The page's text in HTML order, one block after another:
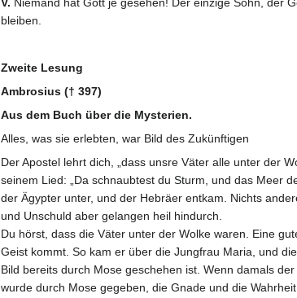
V. Niemand hat Gott je gesehen! Der einzige Sohn, der
bleiben.
Zweite Lesung
Ambrosius († 397)
Aus dem Buch über die Mysterien.
Alles, was sie erlebten, war Bild des Zukünftigen
Der Apostel lehrt dich, „dass unsre Väter alle unter der
seinem Lied: „Da schnaubtest du Sturm, und das Meer
der Ägypter unter, und der Hebräer entkam. Nichts
und Unschuld aber gelangen heil hindurch.
Du hörst, dass die Väter unter der Wolke waren. Eine
Geist kommt. So kam er über die Jungfrau Maria, und
Bild bereits durch Mose geschehen ist. Wenn damals
wurde durch Mose gegeben, die Gnade und die